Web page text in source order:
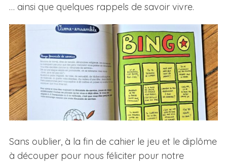
… ainsi que quelques rappels de savoir vivre.
Sans oublier, à la fin de cahier le jeu et le diplôme
à découper pour nous féliciter pour notre